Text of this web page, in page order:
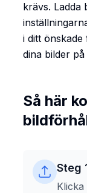
krävs. Ladda
i ditt
dina bilder
Så här
Steg